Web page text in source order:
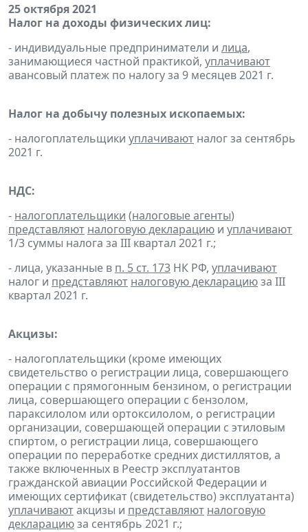
25 октября 2021
Налог на доходы физических лиц:
- индивидуальные предприниматели и лица,
занимающиеся частной практикой, уплачивают
авансовый платеж по налогу за 9 месяцев 2021 г.
Налог на добычу полезных ископаемых:
- налогоплательщики уплачивают налог за сентябрь
2021 г.
НДС:
- налогоплательщики (налоговые агенты)
представляют налоговую декларацию и уплачивают
1/3 суммы налога за III квартал 2021 г.;
- лица, указанные в п. 5 ст. 173 НК РФ, уплачивают
налог и представляют налоговую декларациюза III
квартал 2021 г.
Акцизы:
- налогоплательщики (кроме имеющих
свидетельство о регистрации лица, совершающего
операции с прямогонным бензином, о регистрации
лица, совершающего операции с бензолом,
параксилолом или ортоксилолом, о регистрации
организации, совершающей операции с этиловым
спиртом, о регистрации лица, совершающего
операции по переработке средних дистиллятов, а
также включенных в Реестр эксплуатантов
гражданской авиации Российской Федерации и
имеющих сертификат (свидетельство) эксплуатанта)
уплачиваютакцизы и представляют налоговую
декларациюза сентябрь 2021 г.;